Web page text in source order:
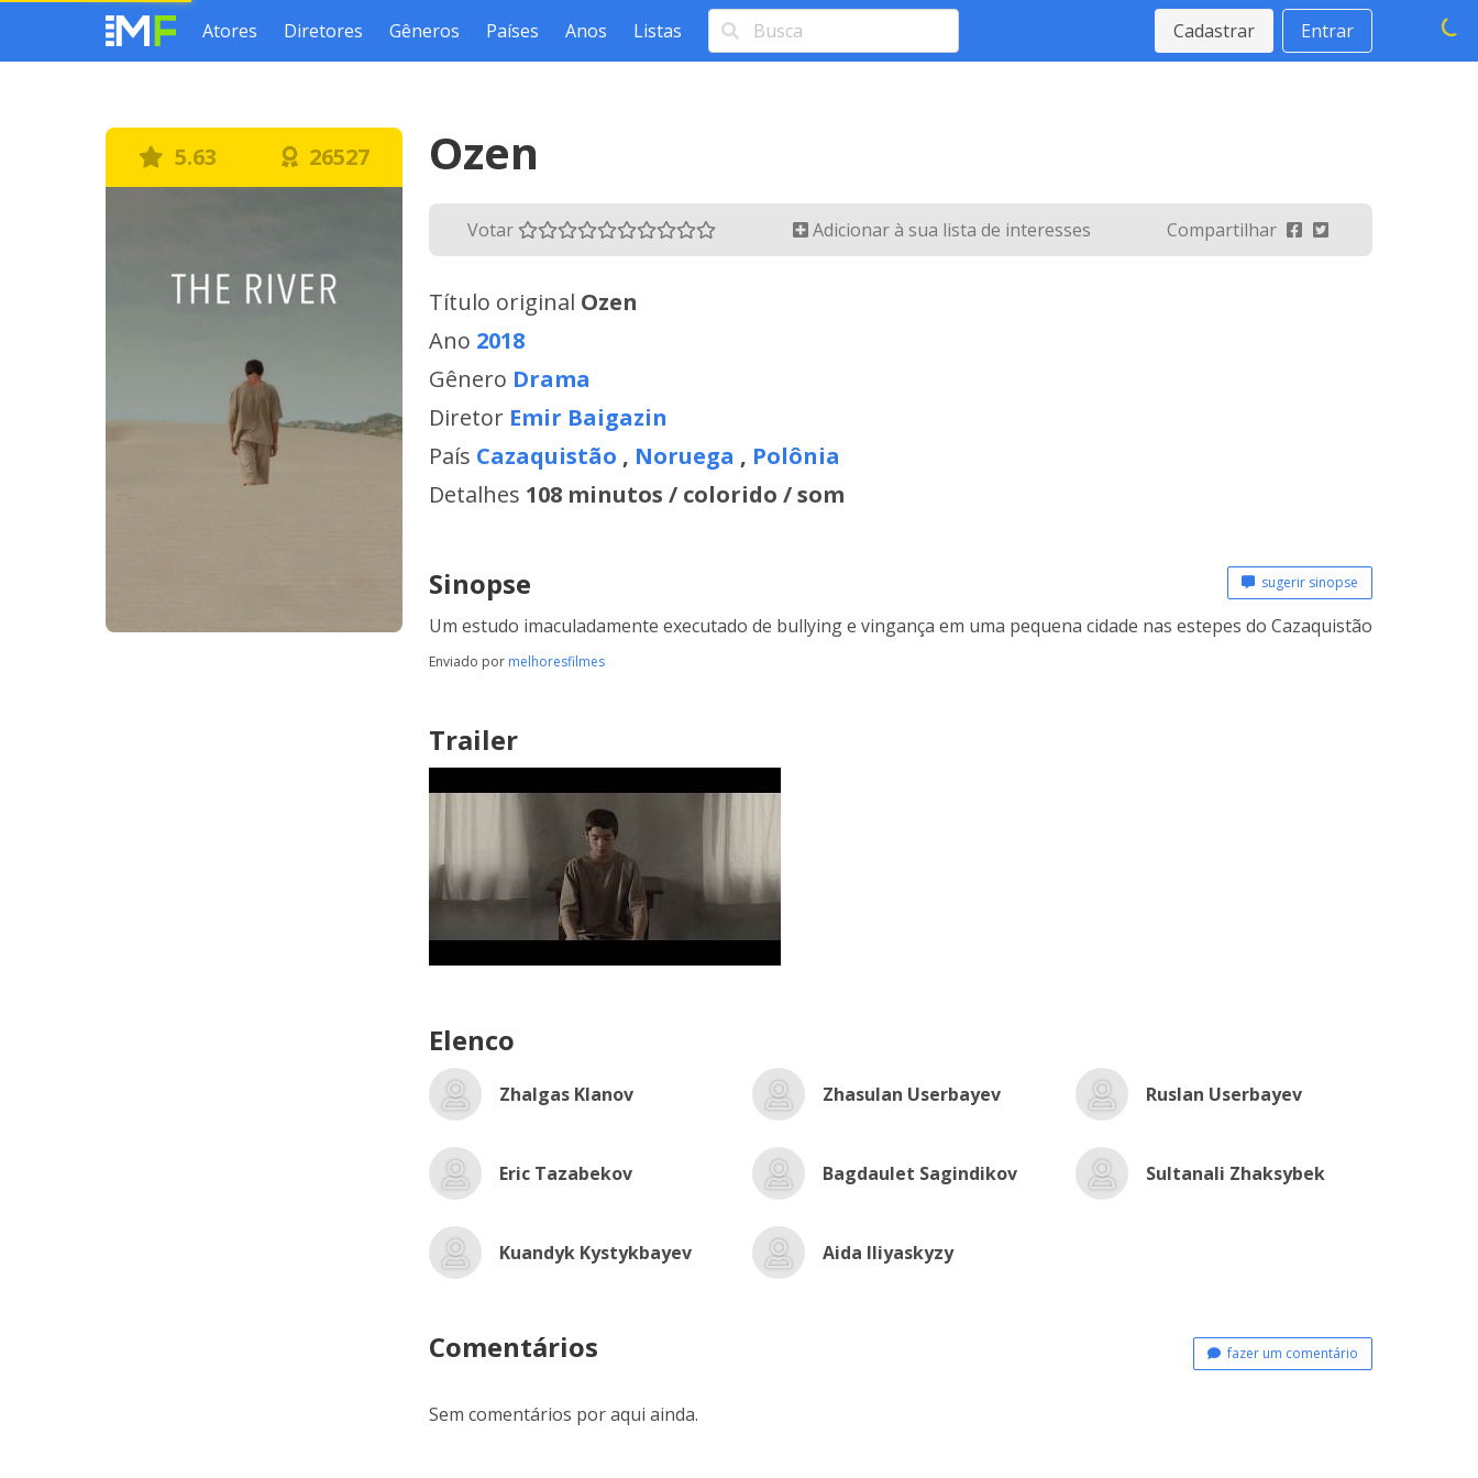
Atores Diretores Gêneros Países Anos Listas Cadastrar Entrar
5.63 26527 Ozen
Votar Adicionar à sua lista de interesses Compartilhar
Título original Ozen
Ano 2018
Gênero Drama
Diretor Emir Baigazin
País Cazaquistão , Noruega , Polônia
Detalhes 108 minutos / colorido / som
Sinopse sugerir sinopse
Um estudo imaculadamente executado de bullying e vingança em uma pequena cidade nas estepes do Cazaquistão
Enviado por melhoresfilmes
Trailer
Elenco
Zhalgas Klanov Zhasulan Userbayev Ruslan Userbayev
Eric Tazabekov Bagdaulet Sagindikov Sultanali Zhaksybek
Kuandyk Kystykbayev Aida Iliyaskyzy
Comentários fazer um comentário
Sem comentários por aqui ainda.